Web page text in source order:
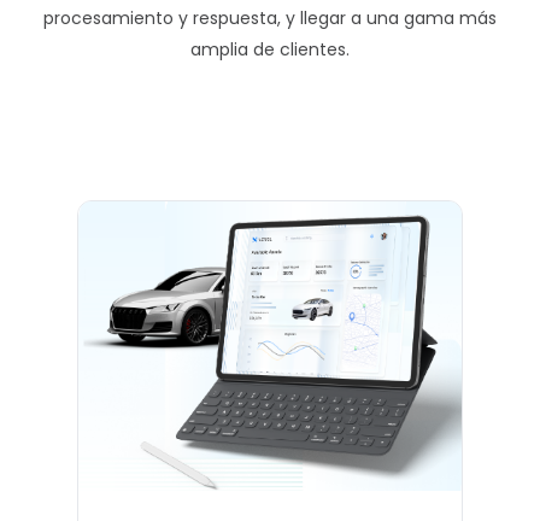
procesamiento y respuesta, y llegar a una gama más
amplia de clientes.